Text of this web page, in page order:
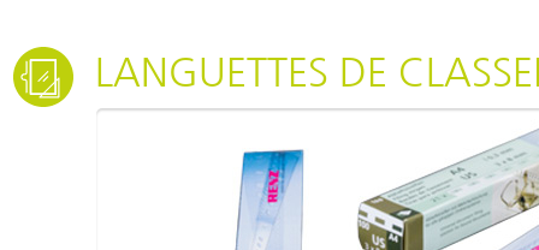
LANGUETTES DE